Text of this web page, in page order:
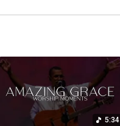
5:34